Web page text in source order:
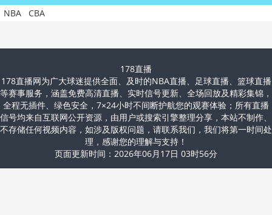
NBA CBA
178直播
178直播网为广大球迷提供全面、及时的NBA直播、足球直播、篮球直播
等赛事服务，涵盖免费高清直播、实时信号更新、全场回放及精彩集锦，
全程无插件、绿色安全，7×24小时不间断护航您的观赛体验；所有直播
信号均来自互联网公开资源，由用户或搜索引擎整理分享，本站不制作、
不存储任何视频内容，如涉及版权问题，请联系我们，我们将第一时间处
理，感谢您的理解与支持！
页面更新时间：2026年06月17日 03时56分